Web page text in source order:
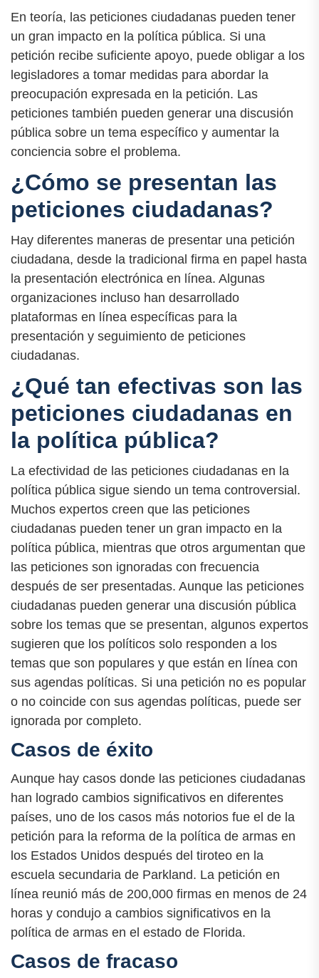
En teoría, las peticiones ciudadanas pueden tener
un gran impacto en la política pública. Si una
petición recibe suficiente apoyo, puede obligar a los
legisladores a tomar medidas para abordar la
preocupación expresada en la petición. Las
peticiones también pueden generar una discusión
pública sobre un tema específico y aumentar la
conciencia sobre el problema.
¿Cómo se presentan las
peticiones ciudadanas?
Hay diferentes maneras de presentar una petición
ciudadana, desde la tradicional firma en papel hasta
la presentación electrónica en línea. Algunas
organizaciones incluso han desarrollado
plataformas en línea específicas para la
presentación y seguimiento de peticiones
ciudadanas.
¿Qué tan efectivas son las
peticiones ciudadanas en
la política pública?
La efectividad de las peticiones ciudadanas en la
política pública sigue siendo un tema controversial.
Muchos expertos creen que las peticiones
ciudadanas pueden tener un gran impacto en la
política pública, mientras que otros argumentan que
las peticiones son ignoradas con frecuencia
después de ser presentadas. Aunque las peticiones
ciudadanas pueden generar una discusión pública
sobre los temas que se presentan, algunos expertos
sugieren que los políticos solo responden a los
temas que son populares y que están en línea con
sus agendas políticas. Si una petición no es popular
o no coincide con sus agendas políticas, puede ser
ignorada por completo.
Casos de éxito
Aunque hay casos donde las peticiones ciudadanas
han logrado cambios significativos en diferentes
países, uno de los casos más notorios fue el de la
petición para la reforma de la política de armas en
los Estados Unidos después del tiroteo en la
escuela secundaria de Parkland. La petición en
línea reunió más de 200,000 firmas en menos de 24
horas y condujo a cambios significativos en la
política de armas en el estado de Florida.
Casos de fracaso